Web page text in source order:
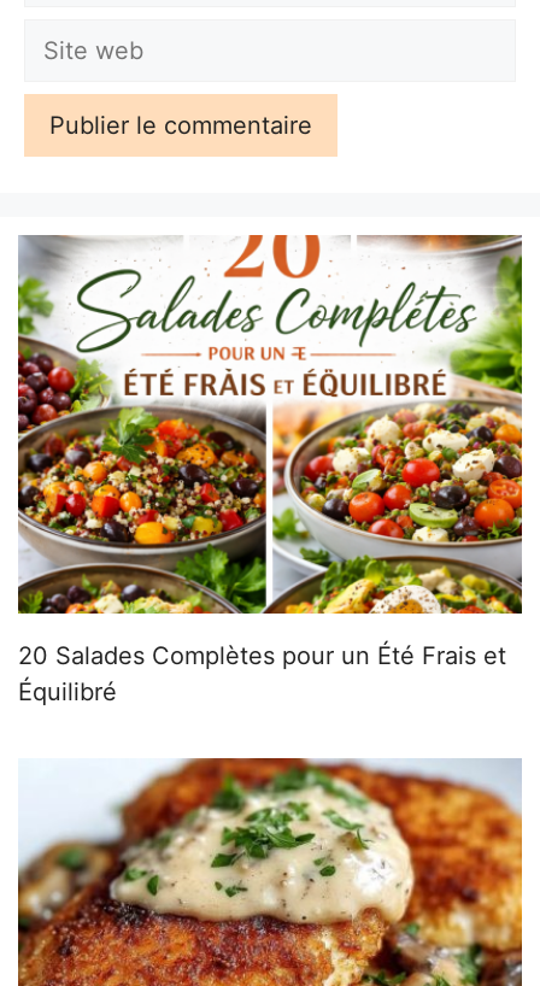
Site
20 Salades Complètes pour un Été Frais et
Équilibré